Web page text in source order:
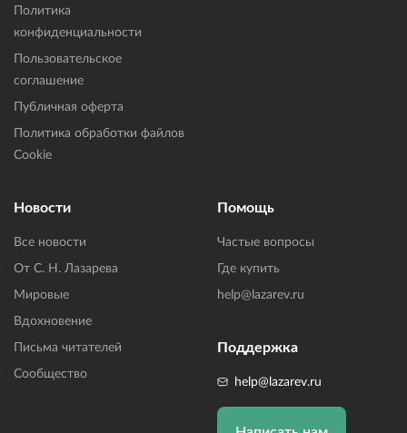
Политика
конфиденциальности
Пользовательское
соглашение
Публичная оферта
Политика обработки файлов
Cookie
Новости
Все новости
От С. Н. Лазарева
Мировые
Вдохновение
Письма читателей
Сообщество
Помощь
Частые вопросы
Где купить
help@lazarev.ru
Поддержка
help@lazarev.ru